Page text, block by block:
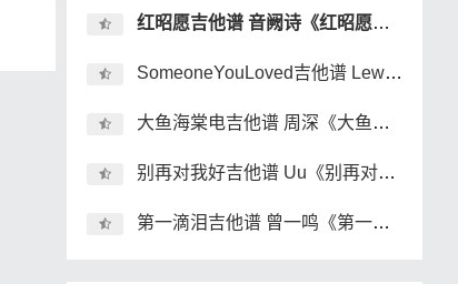
红昭愿吉他谱 音阙诗《红昭愿》吉他弹唱谱 六线谱
SomeoneYouLoved吉他谱 Lewis Capaldi《Someone You Loved》吉他弹唱谱
大鱼海棠电吉他谱 周深《大鱼海棠》电吉他solo谱 独奏谱
别再对我好吉他谱 Uu《别再对我好》吉他弹唱谱 六线谱
第一滴泪吉他谱 曾一鸣《第一滴泪》吉他弹唱谱 六线谱